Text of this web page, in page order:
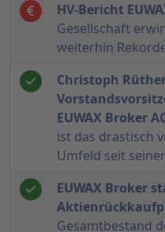
HV-Bericht
Gesellschaft
weiterhin
Christoph
EUWAX Broker
ist das drastisch
Umfeld seit
EUWAX Broker
Gesamtbestand